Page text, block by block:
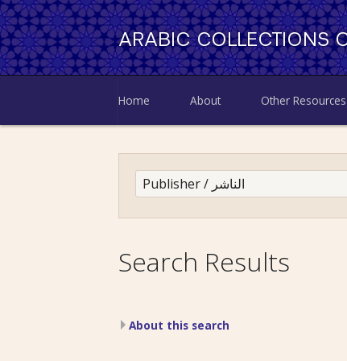
ARABIC COLLECTIONS
Home About Other Resources
Search Results
About this search